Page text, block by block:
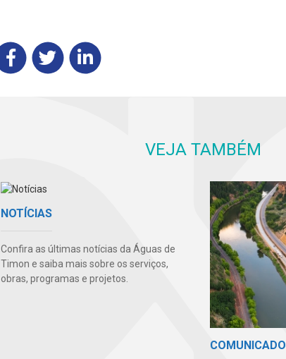
VEJA TAMBÉM
NOTÍCIAS
Confira as últimas notícias da Águas de
Timon e saiba mais sobre os serviços,
obras, programas e projetos.